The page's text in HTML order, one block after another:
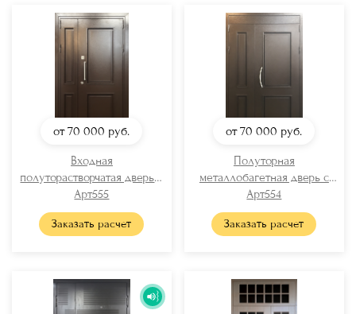
от 70 000 руб.
Входная
полуторастворчатая дверь с
металлобагетом и ручкой-
скобой
Арт555
Заказать расчет
от 70 000 руб.
Полуторная
металлобагетная дверь с
верхней глухой вставкой и
ручкой-скобой
Арт554
Заказать расчет